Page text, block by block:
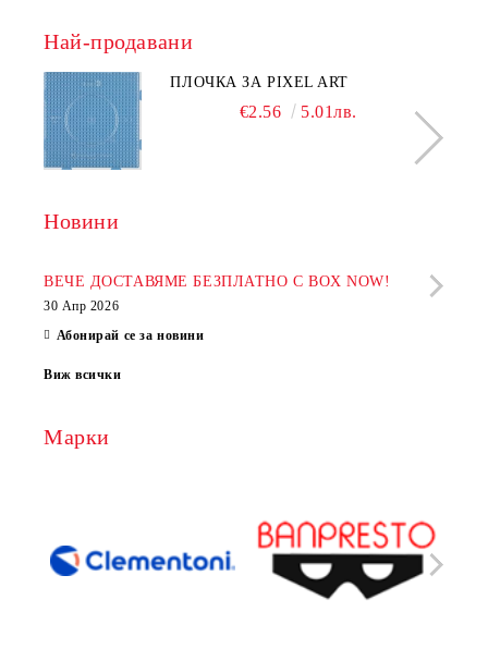
Най-продавани
ПЛОЧКА ЗА PIXEL ART
€2.56 5.01лв.
Новини
ВЕЧЕ ДОСТАВЯМЕ БЕЗПЛАТНО С BOX NOW!
30 Апр 2026
Абонирай се за новини
Виж всички
Марки